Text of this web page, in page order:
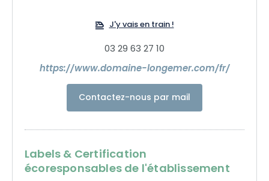
pour tous.
J'y vais en train !
03 29 63 27 10
https://www.domaine-longemer.com/fr/
Contactez-nous par mail
Labels & Certification
écoresponsables de l'établissement